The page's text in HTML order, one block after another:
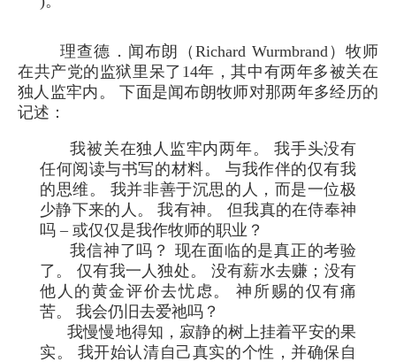
理查德．闻布朗（Richard Wurmbrand）牧师
在共产党的监狱里呆了14年，其中有两年多被关在
独人监牢内。 下面是闻布朗牧师对那两年多经历的
记述：
我被关在独人监牢内两年。 我手头没有
任何阅读与书写的材料。 与我作伴的仅有我
的思维。 我并非善于沉思的人，而是一位极
少静下来的人。 我有神。 但我真的在侍奉神
吗 – 或仅仅是我作牧师的职业？
我信神了吗？ 现在面临的是真正的考验
了。 仅有我一人独处。 没有薪水去赚；没有
他人的黄金评价去忧虑。 神所赐的仅有痛
苦。 我会仍旧去爱祂吗？
我慢慢地得知，寂静的树上挂着平安的果
实。 我开始认清自己真实的个性，并确保自